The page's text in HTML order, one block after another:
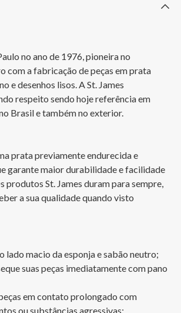
no ano de 1976, pioneira no
com a fabricação de peças em prata
e desenhos lisos. A St. James
respeito sendo hoje referência em
Brasil e também no exterior.
prata previamente endurecida e
garante maior durabilidade e facilidade
produtos St. James duram para sempre,
a sua qualidade quando visto
lado macio da esponja e sabão neutro;
suas peças imediatamente com pano
em contato prolongado com
ou substâncias agressivas;